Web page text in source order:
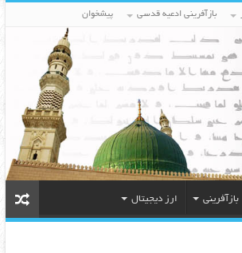
بازآفرینی ادعیه قدسی پیشخوان
بازآفرینی ارز دیجیتال